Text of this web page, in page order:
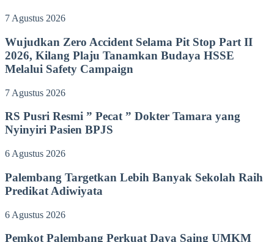
7 Agustus 2026
Wujudkan Zero Accident Selama Pit Stop Part II
2026, Kilang Plaju Tanamkan Budaya HSSE
Melalui Safety Campaign
7 Agustus 2026
RS Pusri Resmi ” Pecat ” Dokter Tamara yang
Nyinyiri Pasien BPJS
6 Agustus 2026
Palembang Targetkan Lebih Banyak Sekolah Raih
Predikat Adiwiyata
6 Agustus 2026
Pemkot Palembang Perkuat Daya Saing UMKM